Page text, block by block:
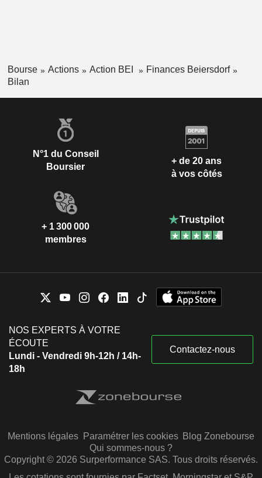
Bourse Actions Action BEI
Finances Beiersdorf
Bilan
N°1 du Conseil
Boursier
+ de 20 ans
à vos côtés
+ 1 300 000
membres
NOS EXPERTS À VOTRE
ÉCOUTE
Lundi - Vendredi 9h-12h / 14h-
18h
Contactez-nous
Mentions légales Paramétrer les cookies Blog Zonebourse
Qui sommes-nous ?
Copyright © 2026 Surperformance SAS. Tous droits réservés.